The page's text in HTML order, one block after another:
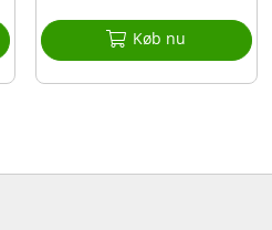
Køb nu